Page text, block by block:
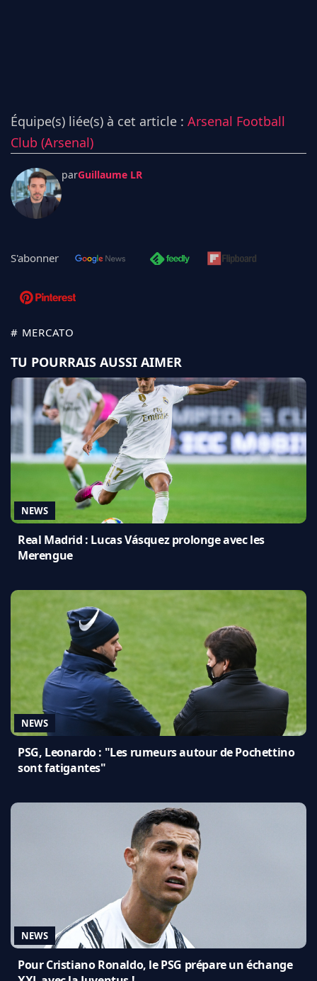
Équipe(s) liée(s) à cet article : Arsenal Football
Club (Arsenal)
parGuillaume LR
S'abonner
# MERCATO
TU POURRAIS AUSSI AIMER
NEWS
Real Madrid : Lucas Vásquez prolonge avec les
Merengue
NEWS
PSG, Leonardo : "Les rumeurs autour de Pochettino
sont fatigantes"
NEWS
Pour Cristiano Ronaldo, le PSG prépare un échange